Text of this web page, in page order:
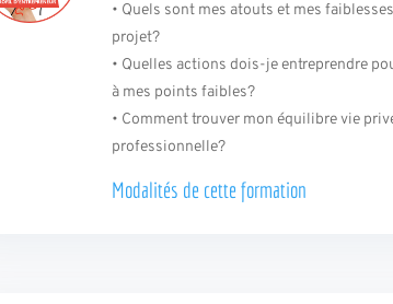
• Quels sont mes atouts et mes
projet?
• Quelles actions dois-je entreprendre
à mes points faibles?
• Comment trouver mon équilibre vie
professionnelle?
Modalités de cette formation